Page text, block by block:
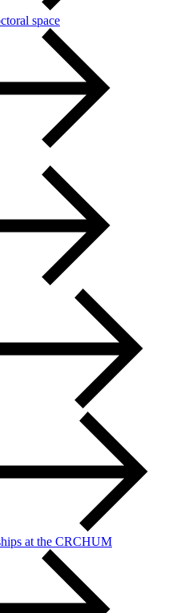
space
at the CRCHUM